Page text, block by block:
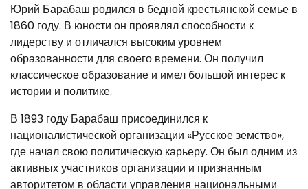
Юрий Барабаш родился в бедной крестьянской семье в
1860 году. В юности он проявлял способности к
лидерству и отличался высоким уровнем
образованности для своего времени. Он получил
классическое образование и имел большой интерес к
истории и политике.
В 1893 году Барабаш присоединился к
националистической организации «Русское земство»,
где начал свою политическую карьеру. Он был одним из
активных участников организации и признанным
авторитетом в области управления национальными